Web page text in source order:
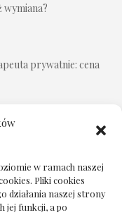
w ramach naszej
Pliki cookies
działania naszej strony
jej funkcji, a po
wymiana?
prywatnie: cena
zmianie biura
jak wybrać bez